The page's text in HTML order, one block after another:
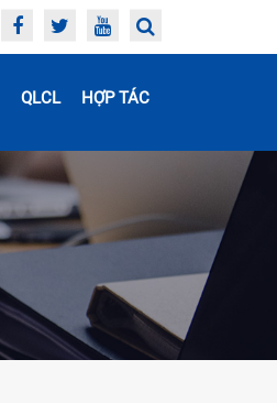
QLCL HỢP TÁC